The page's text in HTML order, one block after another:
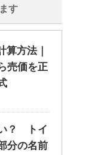
す
算方法｜
売価を正
？ トイ
分の名前